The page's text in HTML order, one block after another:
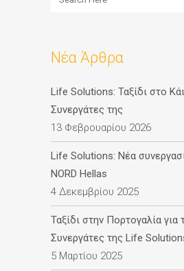
Νέα Άρθρα
Life Solutions: Ταξίδι στο
Συνεργάτες της
13 Φεβρουαρίου 2026
Life Solutions: Νέα
NORD Hellas
4 Δεκεμβρίου 2025
Ταξίδι στην Πορτογαλία για
Συνεργάτες της Life
5 Μαρτίου 2025